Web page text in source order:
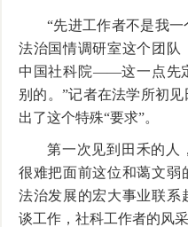
“先进工作者不是我
法治国情调研室这个团队
中国社科院——这一点先
别的。”记者在法学所初
出了这个特殊“要求”。
第一次见到田禾的人
很难把面前这位和蔼文弱
法治发展的宏大事业联系
谈工作，社科工作者的风